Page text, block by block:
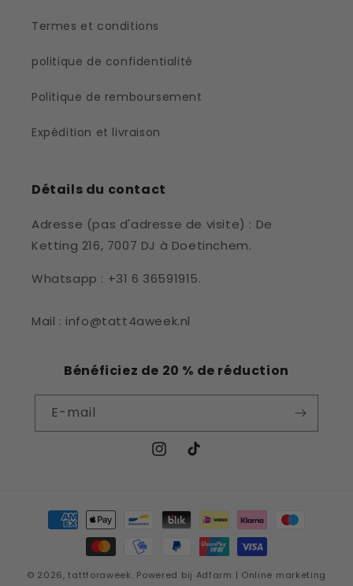
Termes et conditions
politique de confidentialité
Politique de remboursement
Expédition et livraison
Détails du contact
Adresse (pas d'adresse de visite) : De
Ketting 216, 7007 DJ à Doetinchem.
Whatsapp : +31 6 36591915.
Mail : info@tatt4aweek.nl
Bénéficiez de 20 % de réduction
E-mail
Instagram
TikTok
Moyens
paiement
© 2026,tattforaweek. Powered bij Adfarm | Online marketing